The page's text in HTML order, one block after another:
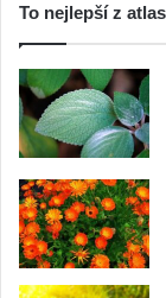
To nejlepší z